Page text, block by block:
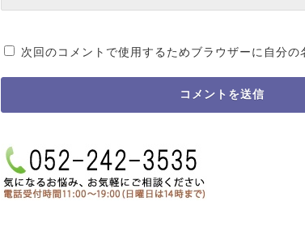
次回のコメントで使用するためブラウザーに自分の